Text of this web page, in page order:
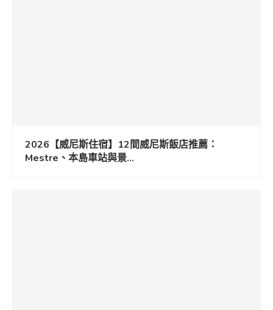
2026【威尼斯住宿】12間威尼斯飯店推薦：
Mestre、本島車站與景...